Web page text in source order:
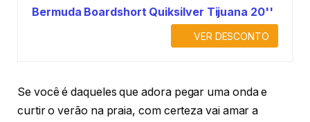
Bermuda Boardshort Quiksilver Tijuana 20''
VER DESCONTO
Se você é daqueles que adora pegar uma onda e
curtir o verão na praia, com certeza vai amar a